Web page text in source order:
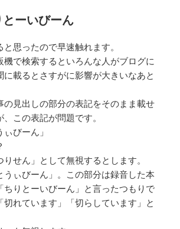
ーいびーん
思ったので早速触れます。
機で検索するといろんな人がブログに
に載るとさすがに影響が大きいなあと
の見出しの部分の表記をそのまま載せ
この表記が問題です。
ぃびーん」
りせん」として無視するとします。
うぃびーん」。この部分は録音した本
ちりとーいびーん」と言ったつもりで
切れています」「切らしています」と